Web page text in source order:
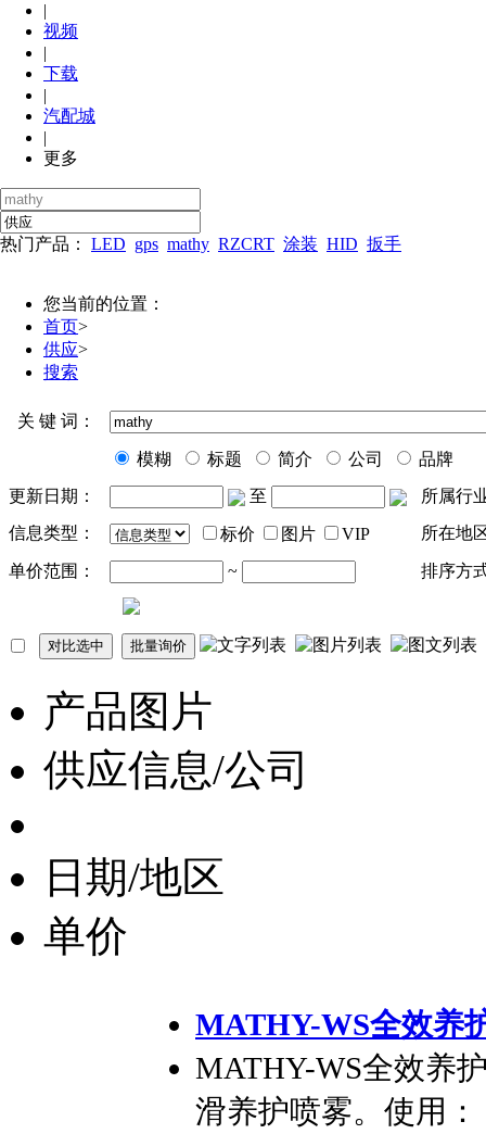
|
视频
|
下载
|
汽配城
|
更多
热门产品： LED gps mathy RZCRT 涂装 HID 扳手
您当前的位置：
首页>
供应>
搜索
关 键 词：
模糊 标题 简介 公司
品牌
更新日期：
至
所属行
信息类型：
标价 图片 VIP 所在地
单价范围： ~ 排序方
产品图片
供应信息/公司
日期/地区
单价
MATHY-WS全效养
MATHY-WS全效养
滑养护喷雾。使